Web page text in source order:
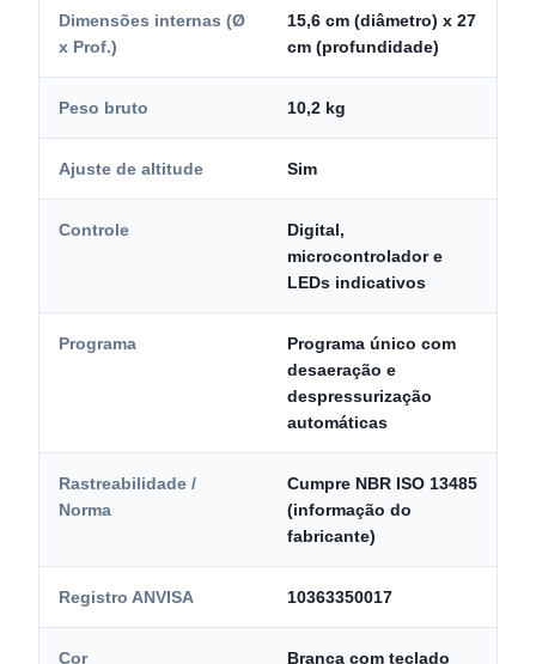
Dimensões internas (Ø
x Prof.)
15,6 cm (diâmetro) x 27
cm (profundidade)
Peso bruto 10,2 kg
Ajuste de altitude Sim
Controle
Digital,
microcontrolador e
LEDs indicativos
Programa
Programa único com
desaeração e
despressurização
automáticas
Rastreabilidade /
Norma
Cumpre NBR ISO 13485
(informação do
fabricante)
Registro ANVISA 10363350017
Cor
Branca com teclado